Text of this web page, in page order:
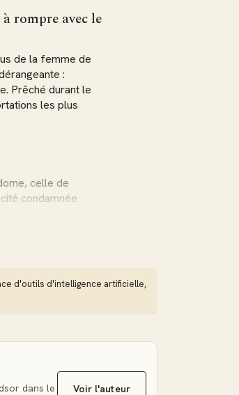
rompre avec le
de la femme de
:
Prêché durant le
les plus
celle de
condamnée
la femme de Lot,
éternel,
assuré dans la
d'outils d'intelligence artificielle,
dans le
Voir l'auteur